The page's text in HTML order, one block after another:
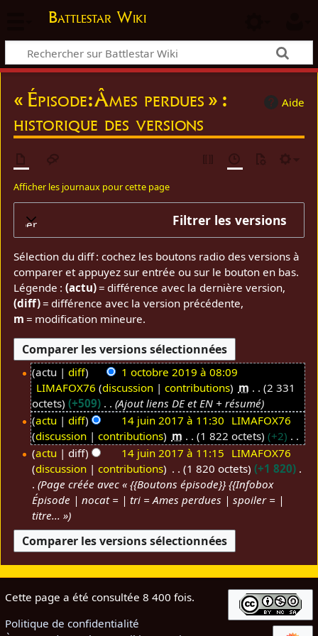
Battlestar Wiki
Aide
« Épisode:Âmes perdues » :
historique des versions
Afficher les journaux pour cette page
Filtrer les versions
Sélection du diff : cochez les boutons radio des versions à
comparer et appuyez sur entrée ou sur le bouton en bas.
Légende :(actu)= différence avec la dernière version,
(diff)= différence avec la version précédente,
m = modification mineure.
0
1
9
actu diff
1 octobre 2019 à 08:09
LIMAFOX76 discussion contributions m
2 331
octets
+509 Ajout liens DE et EN + résumé
2
0
1
actu diff 14 juin 2017 à 11:30 LIMAFOX76
discussion
contributions m 1 822 octets
+2
A
u
u
n
r
é
u
é
d
actu diff 14 juin 2017 à 11:15 LIMAFOX76
discussion
contributions 1 820 octets
+1 820
Page créée avec « {{Boutons épisode}} {{Infobox
Épisode | nocat = | tri = Ames perdues | spoiler = |
titre... »
Cette page a été consultée 8 400 fois.
Politique de confidentialité